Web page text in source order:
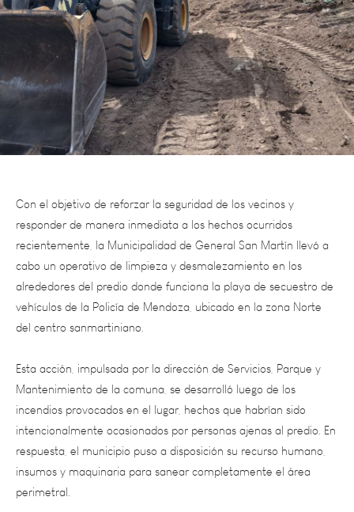
Con el objetivo de reforzar la seguridad de los vecinos y
responder de manera inmediata a los hechos ocurridos
recientemente, la Municipalidad de General San Martín llevó a
cabo un operativo de limpieza y desmalezamiento en los
alrededores del predio donde funciona la playa de secuestro de
vehículos de la Policía de Mendoza, ubicado en la zona Norte
del centro sanmartiniano.
Esta acción, impulsada por la dirección de Servicios, Parque y
Mantenimiento de la comuna, se desarrolló luego de los
incendios provocados en el lugar, hechos que habrían sido
intencionalmente ocasionados por personas ajenas al predio. En
respuesta, el municipio puso a disposición su recurso humano,
insumos y maquinaria para sanear completamente el área
perimetral.